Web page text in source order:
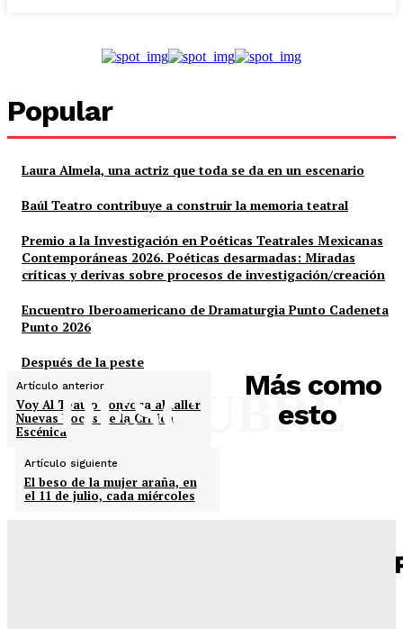
Popular
Laura Almela, una actriz que toda se da en un escenario
Baúl Teatro contribuye a construir la memoria teatral
Premio a la Investigación en Poéticas Teatrales Mexicanas
Contemporáneas 2026. Poéticas desarmadas: Miradas
críticas y derivas sobre procesos de investigación/creación
Encuentro Iberoamericano de Dramaturgia Punto Cadeneta
Punto 2026
Después de la peste
Artículo anterior
Voy Al Teatro convoca al taller
Nuevas Voces de la Crítica
Escénica
Artículo siguiente
El beso de la mujer araña, en
el 11 de julio, cada miércoles
Más como
esto
DESCUBRE